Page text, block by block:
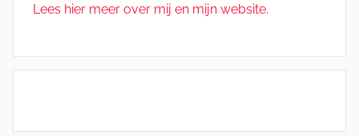
Lees hier meer over mij en mijn website.